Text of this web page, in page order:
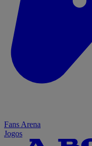
Fans Arena
Jogos